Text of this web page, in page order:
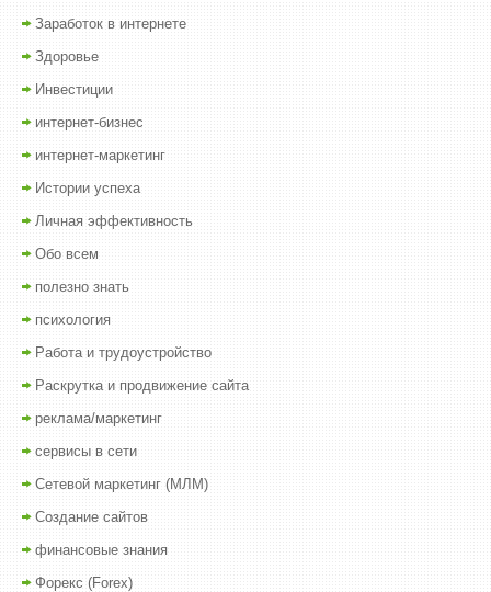
Заработок в интернете
Здоровье
Инвестиции
интернет-бизнес
интернет-маркетинг
Истории успеха
Личная эффективность
Обо всем
полезно знать
психология
Работа и трудоустройство
Раскрутка и продвижение сайта
реклама/маркетинг
сервисы в сети
Сетевой маркетинг (МЛМ)
Создание сайтов
финансовые знания
Форекс (Forex)